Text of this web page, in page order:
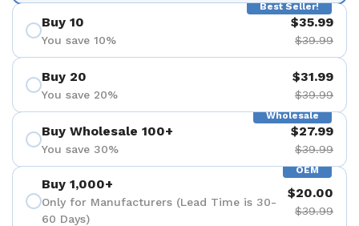
Best Seller!
Buy 10
You save 10%
$35.99
$39.99
Buy 20
You save 20%
$31.99
$39.99
Wholesale
Buy Wholesale 100+
You save 30%
$27.99
$39.99
OEM
Buy 1,000+
Only for Manufacturers (Lead Time is 30-
60 Days)
$20.00
$39.99